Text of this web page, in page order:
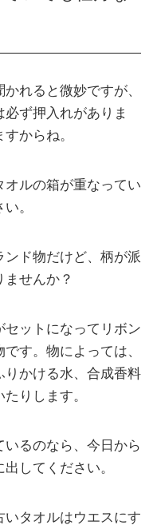
れると微妙ですが、
ず押入れがありま
からね。
オルの箱が重なってい
。
ド物だけど、柄が派
せんか？
ットになってリボン
す。物によっては、
りかける水、合成香料
りします。
るのなら、今日から
してください。
タオルはウエスにす